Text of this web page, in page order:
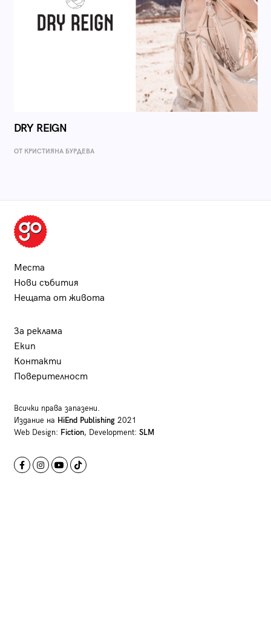
DRY REIGN
ОТ КРИСТИЯНА БУРДЕВА
Места
Нови събития
Нещата от живота
За реклама
Екип
Контакти
Поверителност
Всички права запазени.
Издание на HiEnd Publishing2021
Web Design: Fiction, Development: SLM